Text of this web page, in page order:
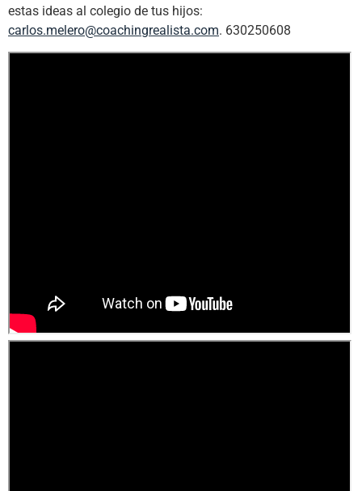
estas ideas al colegio de tus hijos:
carlos.melero@coachingrealista.com. 630250608